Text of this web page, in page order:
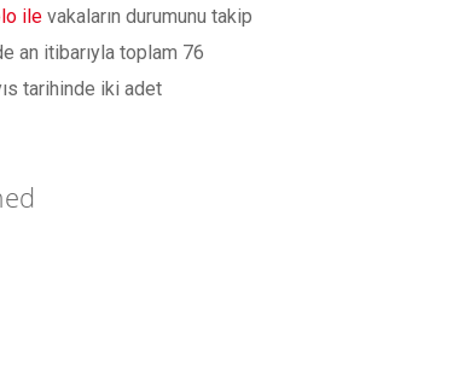
ile vakaların durumunu takip
an itibarıyla toplam 76
tarihinde iki adet